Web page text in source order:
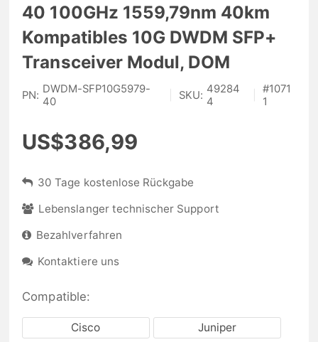
40 100GHz 1559,79nm 40km
Kompatibles 10G DWDM SFP+
Transceiver Modul, DOM
PN: DWDM-SFP10G5979-
40
SKU: 49284
4
#1071
1
US$386,99
30 Tage kostenlose Rückgabe
Lebenslanger technischer Support
Bezahlverfahren
Kontaktiere uns
Compatible:
Cisco Juniper